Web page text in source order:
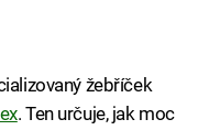
žebříček
. Ten určuje, jak moc